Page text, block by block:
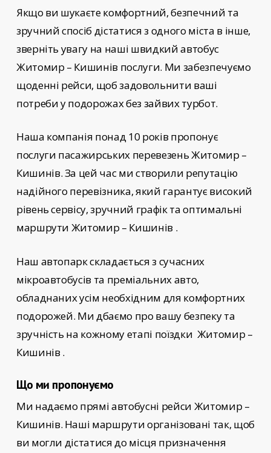
Якщо ви шукаєте комфортний, безпечний та
зручний спосіб дістатися з одного міста в інше,
зверніть увагу на наші швидкий автобус
Житомир – Кишинів послуги. Ми забезпечуємо
щоденні рейси, щоб задовольнити ваші
потреби у подорожах без зайвих турбот.
Наша компанія понад 10 років пропонує
послуги пасажирських перевезеньЖитомир –
Кишинів. За цей час ми створили репутацію
надійного перевізника, який гарантує високий
рівень сервісу, зручний графік та оптимальні
маршрути Житомир – Кишинів .
Наш автопарк складається з сучасних
мікроавтобусів та преміальних авто,
обладнаних усім необхідним для комфортних
подорожей. Ми дбаємо про вашу безпеку та
зручність на кожному етапі поїздки Житомир –
Кишинів .
Що ми пропонуємо
Ми надаємо прямі автобусні рейси Житомир –
Кишинів. Наші маршрути організовані так, щоб
ви могли дістатися до місця призначення